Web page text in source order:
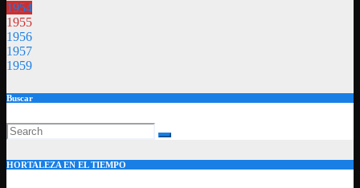
1954
1955
1956
1957
1959
Buscar
HORTALEZA EN EL TIEMPO